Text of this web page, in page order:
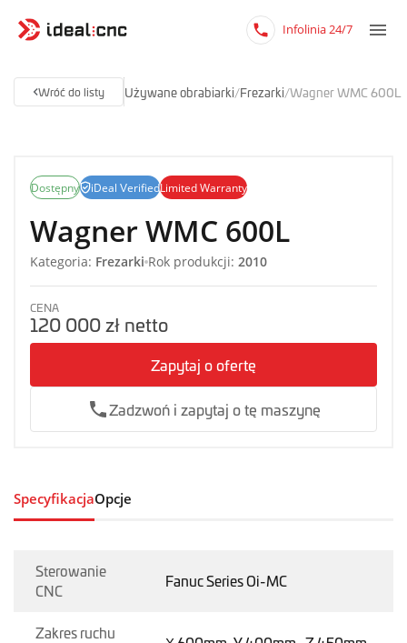
Infolinia 24/7
Wróć do listy Używane obrabiarki/Frezarki/Wagner WMC 600L
Dostępny iDeal VerifiedLimited Warranty
Wagner WMC 600L
Kategoria: Frezarki Rok produkcji: 2010
CENA
120 000 zł netto
Zapytaj o ofertę
Zadzwoń i zapytaj o tę maszynę
SpecyfikacjaOpcje
Sterowanie
CNC
Fanuc Series Oi-MC
Zakres ruchu